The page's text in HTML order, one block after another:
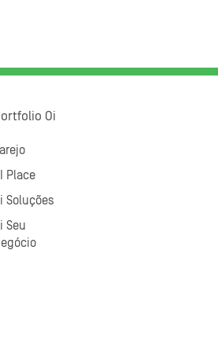
Oi
Place
Soluções
Seu